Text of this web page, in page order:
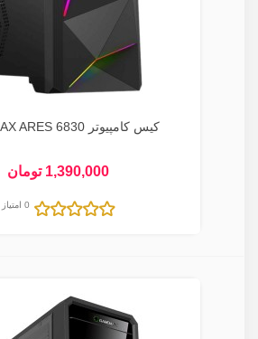
کیس کامپیوتر GAMEMAX ARES 6830
1,390,000 تومان
0 امتیاز